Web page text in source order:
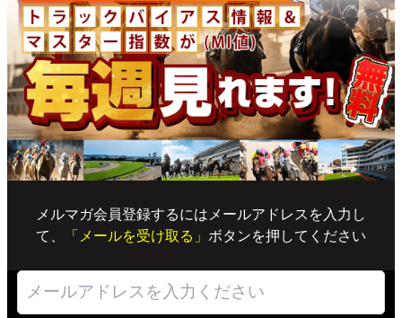
メルマガ会員登録するにはメールアドレスを入力し
て、
「メールを受け取る」 ボタンを押してください